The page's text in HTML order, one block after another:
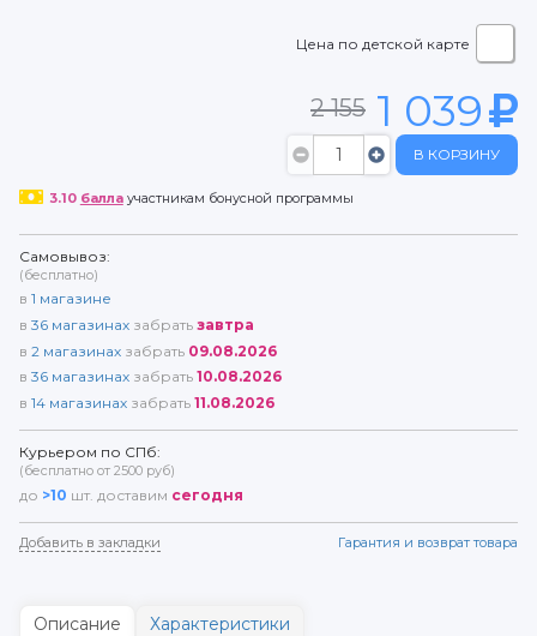
Цена по детской карте
2 155 1 039
В КОРЗИНУ
3.10 баллаучастникам бонусной программы
Самовывоз:
(бесплатно)
в 1 магазине
в 36 магазинах забрать завтра
в 2 магазинах забрать 09.08.2026
в 36 магазинах забрать 10.08.2026
в 14 магазинах забрать 11.08.2026
Курьером по СПб:
(бесплатно от 2500 руб)
до >10 шт. доставим сегодня
Добавить в закладки Гарантия и возврат товара
Описание Характеристики